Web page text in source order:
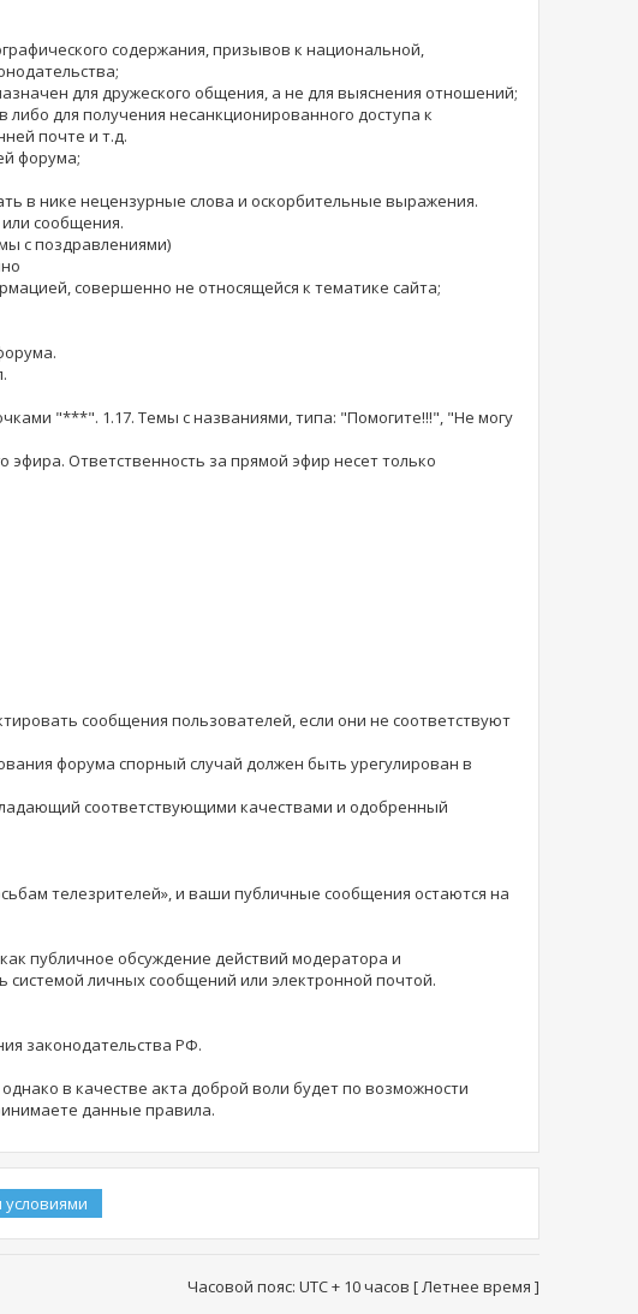
содержания, призывов к национальной,
для дружеского общения, а не для выяснения отношений;
для получения несанкционированного доступа к
почте и т.д.
форума;
в нике нецензурные слова и оскорбительные выражения.
сообщения.
с поздравлениями)
совершенно не относящейся к тематике сайта;
"***". 1.17. Темы с названиями, типа: "Помогите!!!", "Не могу
Ответственность за прямой эфир несет только
сообщения пользователей, если они не соответствуют
форума спорный случай должен быть урегулирован в
соответствующими качествами и одобренный
телезрителей», и ваши публичные сообщения остаются на
публичное обсуждение действий модератора и
системой личных сообщений или электронной почтой.
законодательства РФ.
в качестве акта доброй воли будет по возможности
данные правила.
Часовой пояс: UTC + 10 часов [ Летнее время ]